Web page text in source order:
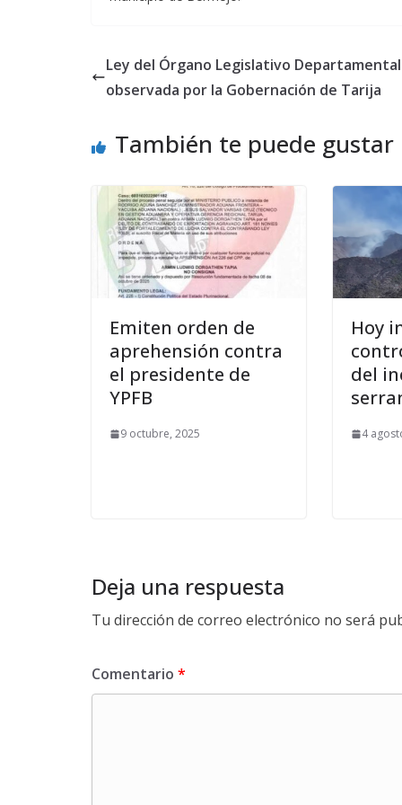
Ley del Órgano Legislativo
observada por la Gobernación de Tarija
También te puede gustar
Emiten orden de
aprehensión contra
el presidente de
YPFB
9 octubre, 2025
Hoy
del
4
Deja una respuesta
Tu dirección de correo electrónico no será
Comentario *